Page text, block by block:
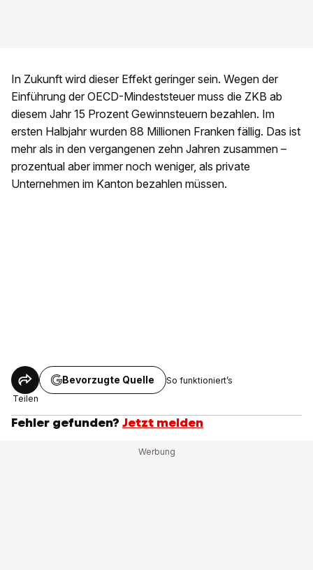
In Zukunft wird dieser Effekt geringer sein. Wegen der
Einführung der OECD-Mindeststeuer muss die ZKB ab
diesem Jahr 15 Prozent Gewinnsteuern bezahlen. Im
ersten Halbjahr wurden 88 Millionen Franken fällig. Das ist
mehr als in den vergangenen zehn Jahren zusammen –
prozentual aber immer noch weniger, als private
Unternehmen im Kanton bezahlen müssen.
Teilen
Bevorzugte Quelle So funktioniert’s
Fehler gefunden? Jetzt melden